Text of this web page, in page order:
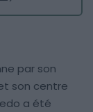
par son
son centre
a été